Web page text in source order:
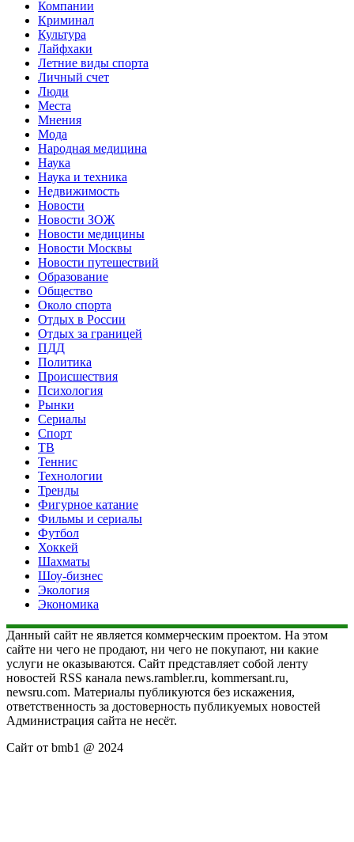
Компании
Криминал
Культура
Лайфхаки
Летние виды спорта
Личный счет
Люди
Места
Мнения
Мода
Народная медицина
Наука
Наука и техника
Недвижимость
Новости
Новости ЗОЖ
Новости медицины
Новости Москвы
Новости путешествий
Образование
Общество
Около спорта
Отдых в России
Отдых за границей
ПДД
Политика
Происшествия
Психология
Рынки
Сериалы
Спорт
ТВ
Теннис
Технологии
Тренды
Фигурное катание
Фильмы и сериалы
Футбол
Хоккей
Шахматы
Шоу-бизнес
Экология
Экономика
Данный сайт не является коммерческим проектом. На этом
сайте ни чего не продают, ни чего не покупают, ни какие
услуги не оказываются. Сайт представляет собой ленту
новостей RSS канала news.rambler.ru, kommersant.ru,
newsru.com. Материалы публикуются без искажения,
ответственность за достоверность публикуемых новостей
Администрация сайта не несёт.
Сайт от bmb1 @ 2024